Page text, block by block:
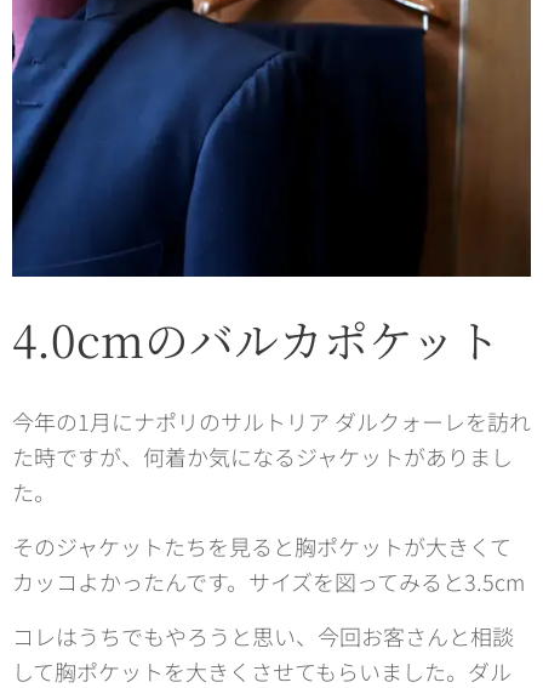
4.0cmのバルカポケット
今年の1月にナポリのサルトリア ダルクォーレを訪れ
た時ですが、何着か気になるジャケットがありまし
た。
そのジャケットたちを見ると胸ポケットが大きくて
カッコよかったんです。サイズを図ってみると3.5cm
コレはうちでもやろうと思い、今回お客さんと相談
して胸ポケットを大きくさせてもらいました。ダル